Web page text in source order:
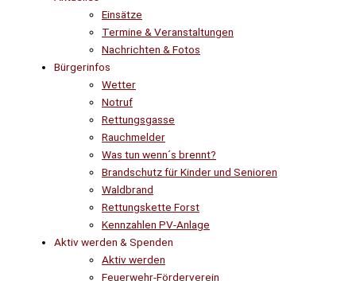
Einsätze
Termine & Veranstaltungen
Nachrichten & Fotos
Bürgerinfos
Wetter
Notruf
Rettungsgasse
Rauchmelder
Was tun wenn´s brennt?
Brandschutz für Kinder und Senioren
Waldbrand
Rettungskette Forst
Kennzahlen PV-Anlage
Aktiv werden & Spenden
Aktiv werden
Feuerwehr-Förderverein